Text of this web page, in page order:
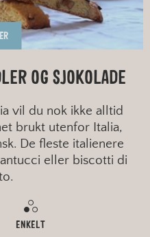
OG SJOKOLADE
vil du nok ikke alltid
brukt utenfor Italia,
De fleste italienere
eller biscotti di
ENKELT